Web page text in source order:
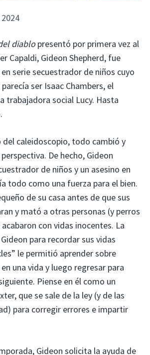
diablopresentó por primera vez al
Capaldi, Gideon Shepherd, fue
serie secuestrador de niños cuyo
ser Isaac Chambers, el
trabajadora social Lucy. Hasta
del caleidoscopio, todo cambió y
De hecho, Gideon
de niños y un asesino en
todo como una fuerza para el bien.
de su casa antes de que sus
y mató a otras personas (y perros
con vidas inocentes. La
para recordar sus vidas
le permitió aprender sobre
una vida y luego regresar para
Piense en él como un
que se sale de la ley (y de las
para corregir errores e impartir
Gideon solicita la ayuda de